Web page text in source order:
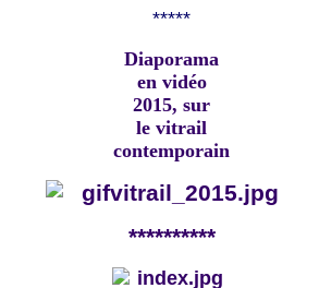
*****
Diaporama
en vidéo
2015, sur
le vitrail
contemporain
**********